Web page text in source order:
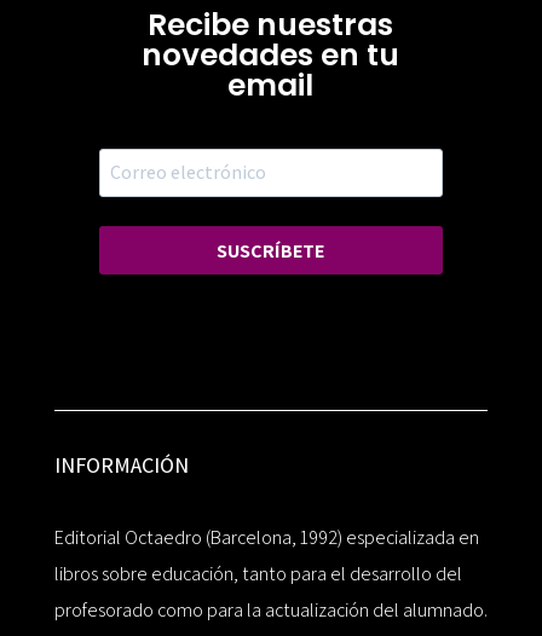
Recibe nuestras
novedades en tu
email
SUSCRÍBETE
INFORMACIÓN
Editorial Octaedro (Barcelona, 1992) especializada en
libros sobre educación, tanto para el desarrollo del
profesorado como para la actualización del alumnado.